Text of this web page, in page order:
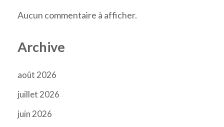
Aucun commentaire à afficher.
Archive
août 2026
juillet 2026
juin 2026